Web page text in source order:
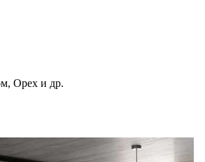
Орех и др.